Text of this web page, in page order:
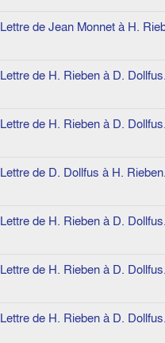
Lettre de Jean Monnet à H.
Lettre de H. Rieben à D.
Lettre de H. Rieben à D.
Lettre de D. Dollfus à H.
Lettre de H. Rieben à D.
Lettre de H. Rieben à D.
Lettre de H. Rieben à D.